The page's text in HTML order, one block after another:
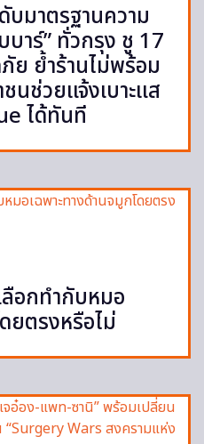
บมาตรฐานความ
าร์” ทั่วกรุง ชู 17
ย ย้ำร้านไม่พร้อม
นช่วยแจ้งเบาะแส
ได้ทันที
อกทำกับหมอ
ยตรงหรือไม่